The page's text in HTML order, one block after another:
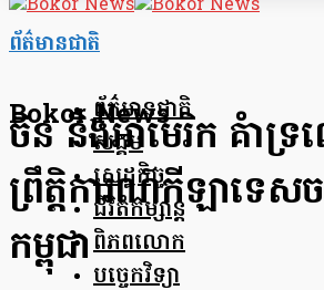
Bokor News
ព័ត៌មានជាតិ
សង្គម
សេដ្ឋកិច្ច
ជីវិតកម្សាន្ត
ពិភពលោក
បច្ចេកវិទ្យា
ព័ត៌មានជាតិ
ចិន និងអាមេរិក គំាទ្
ព្រឹត្តិការណ៍កីឡាទេ
កម្ពុជា